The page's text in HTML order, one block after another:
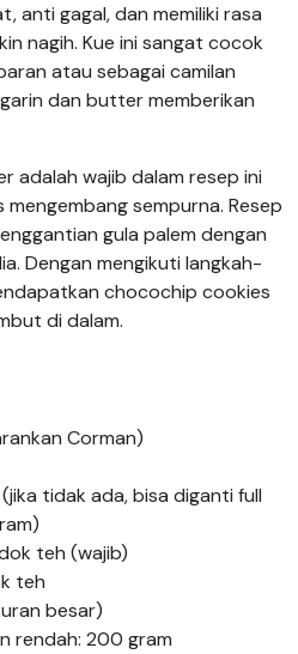
anti gagal, dan memiliki rasa
nagih. Kue ini sangat cocok
atau sebagai camilan
dan butter memberikan
adalah wajib dalam resep ini
sempurna. Resep
gula palem dengan
Dengan mengikuti langkah-
chocochip cookies
di dalam.
Corman)
tidak ada, bisa diganti full
teh (wajib)
teh
besar)
rendah: 200 gram